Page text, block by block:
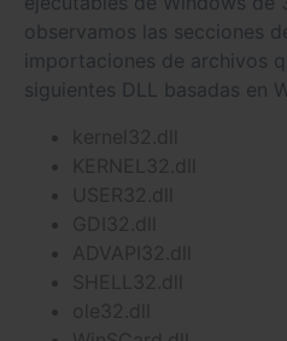
observamos las secciones
importaciones de archivos
siguientes DLL basadas en